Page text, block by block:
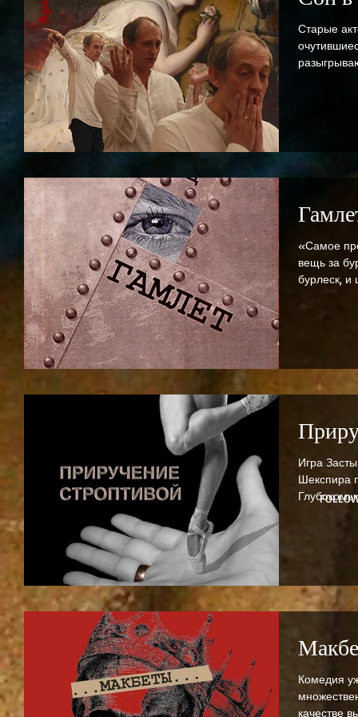
Старые
«Самое
вещь за
бурлеск, и
Игра
Шекспира
Комедия
качестве